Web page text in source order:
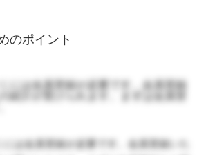
のポイント
には会員登録が必要です。会員登録
には会員登録が必要です。会員登録いた